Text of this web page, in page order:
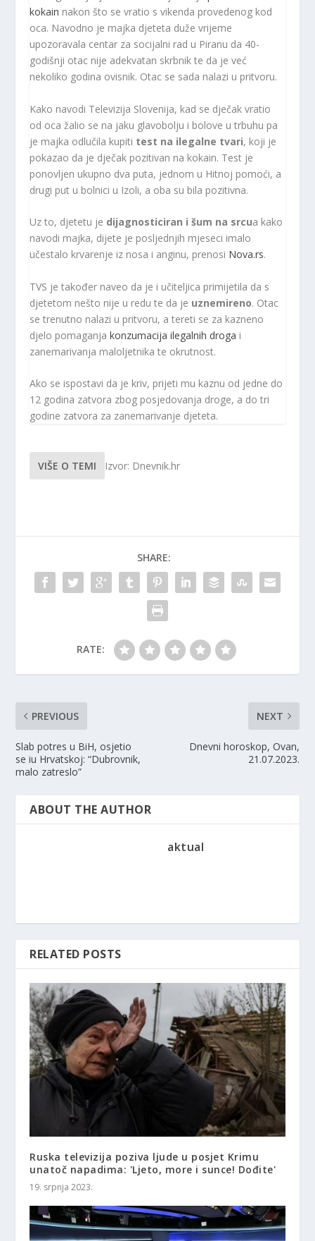
kokain nakon što se vratio s vikenda provedenog kod
oca. Navodno je majka djeteta duže vrijeme
upozoravala centar za socijalni rad u Piranu da 40-
godišnji otac nije adekvatan skrbnik te da je već
nekoliko godina ovisnik. Otac se sada nalazi u pritvoru.
Kako navodi Televizija Slovenija, kad se dječak vratio
od oca žalio se na jaku glavobolju i bolove u trbuhu pa
je majka odlučila kupiti test na ilegalne tvari, koji je
pokazao da je dječak pozitivan na kokain. Test je
ponovljen ukupno dva puta, jednom u Hitnoj pomoći, a
drugi put u bolnici u Izoli, a oba su bila pozitivna.
Uz to, djetetu je dijagnosticiran i šum na srcua kako
navodi majka, dijete je posljednjih mjeseci imalo
učestalo krvarenje iz nosa i anginu, prenosi Nova.rs.
TVS je također naveo da je i učiteljica primijetila da s
djetetom nešto nije u redu te da je uznemireno. Otac
se trenutno nalazi u pritvoru, a tereti se za kazneno
djelo pomaganjakonzumacija ilegalnih droga i
zanemarivanja maloljetnika te okrutnost.
Ako se ispostavi da je kriv, prijeti mu kaznu od jedne do
12 godina zatvora zbog posjedovanja droge, a do tri
godine zatvora za zanemarivanje djeteta.
VIŠE O TEMI Izvor: Dnevnik.hr
SHARE:
RATE:
PREVIOUS
Slab potres u BiH, osjetio
se iu Hrvatskoj: “Dubrovnik,
malo zatreslo”
NEXT
Dnevni horoskop, Ovan,
21.07.2023.
ABOUT THE AUTHOR
aktual
RELATED POSTS
Ruska televizija poziva ljude u posjet Krimu
unatoč napadima: 'Ljeto, more i sunce! Dođite'
19. srpnja 2023.